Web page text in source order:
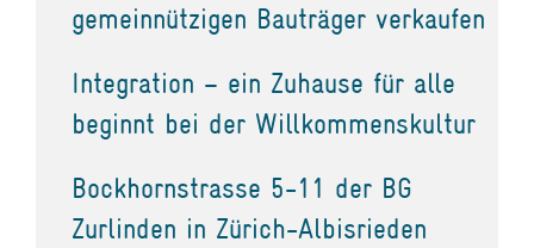
gemeinnützigen Bauträger verkaufen
Integration – ein Zuhause für alle
beginnt bei der Willkommenskultur
Bockhornstrasse 5-11 der BG
Zurlinden in Zürich-Albisrieden